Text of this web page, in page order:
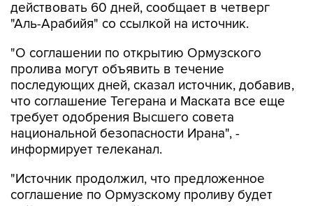
"О соглашении по открытию Ормузского
последующих дней, сказал источник, добавив,
что соглашение Тегерана и Маската все еще
требует одобрения Высшего совета
национальной безопасности Ирана", -
информирует телеканал.
"Источник продолжил, что предложенное
действовать 60 дней, оно нацелено на
восстановление судоходства. Собеседник